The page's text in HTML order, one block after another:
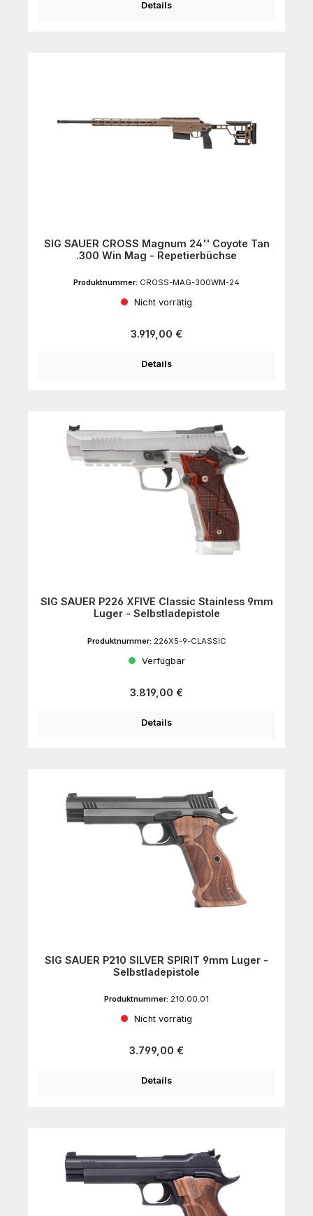
Details
SIG SAUER CROSS Magnum 24'' Coyote Tan
.300 Win Mag - Repetierbüchse
Produktnummer: CROSS-MAG-300WM-24
Nicht vorrätig
Regulärer Preis:
3.919,00 €
Details
SIG SAUER P226 XFIVE Classic Stainless 9mm
Luger - Selbstladepistole
Produktnummer: 226X5-9-CLASSIC
Verfügbar
Regulärer Preis:
3.819,00 €
Details
SIG SAUER P210 SILVER SPIRIT 9mm Luger -
Selbstladepistole
Produktnummer: 210.00.01
Nicht vorrätig
Regulärer Preis:
3.799,00 €
Details